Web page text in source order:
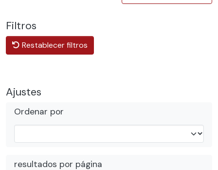
Filtros
Restablecer filtros
Ajustes
Ordenar por
resultados por página